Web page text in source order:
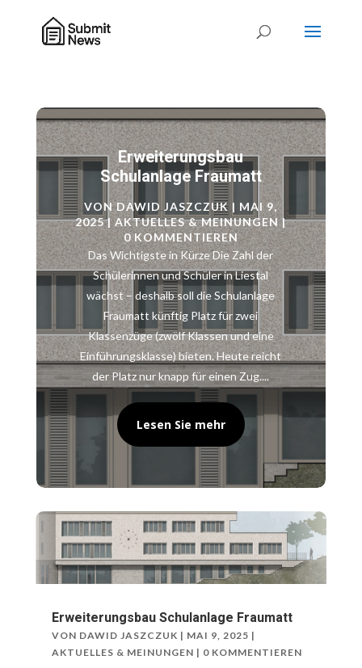
Erweiterungsbau
Schulanlage Fraumatt
VONDAWID JASZCZUK | MAI 9,
2025|AKTUELLES & MEINUNGEN|
0 KOMMENTIEREN
Das Wichtigste in Kürze Die Zahl der
Schülerinnen und Schüler in Liestal
wächst – deshalb soll die Schulanlage
Fraumatt künftig Platz für zwei
Klassenzüge (zwölf Klassen und eine
Einführungsklasse) bieten. Heute reicht
der Platz nur knapp für einen Zug....
Lesen Sie mehr
Erweiterungsbau Schulanlage Fraumatt
VON DAWID JASZCZUK | MAI 9, 2025 |
AKTUELLES & MEINUNGEN | 0 KOMMENTIEREN